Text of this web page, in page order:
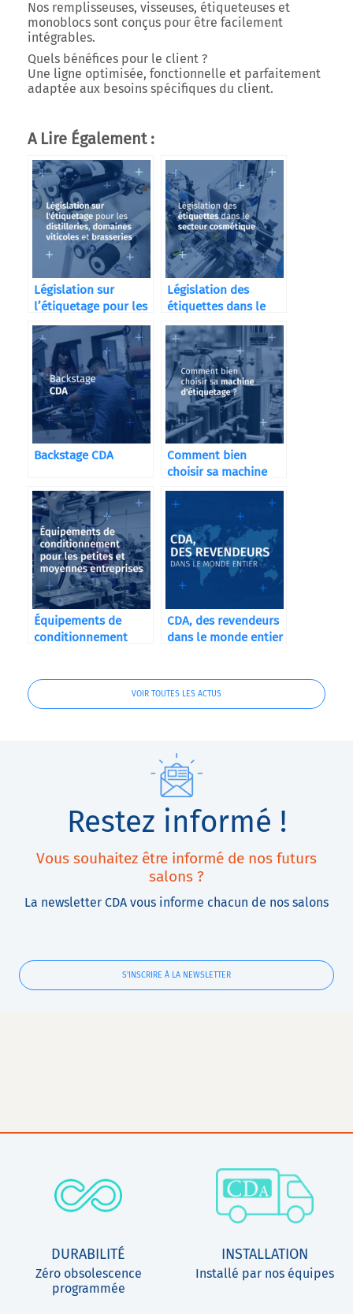
Nos remplisseuses, visseuses, étiqueteuses et
monoblocs sont conçus pour être facilement
intégrables.
Quels bénéfices pour le client ?
Une ligne optimisée, fonctionnelle et parfaitement
adaptée aux besoins spécifiques du client.
A Lire Également :
Législation sur
l’étiquetage pour les
distilleries
Législation des
étiquettes dans le
secteur cosmétique
Backstage CDA
Comment bien
choisir sa machine
d’étiquetage ?
Équipements de
conditionnement
entreprises
CDA, des revendeurs
dans le monde entier
VOIR TOUTES LES ACTUS
Restez informé !
Vous souhaitez être informé de nos futurs
salons ?
La newsletter CDA vous informe chacun de nos salons
S'INSCRIRE À LA NEWSLETTER
DURABILITÉ
Zéro obsolescence
programmée
INSTALLATION
Installé par nos équipes